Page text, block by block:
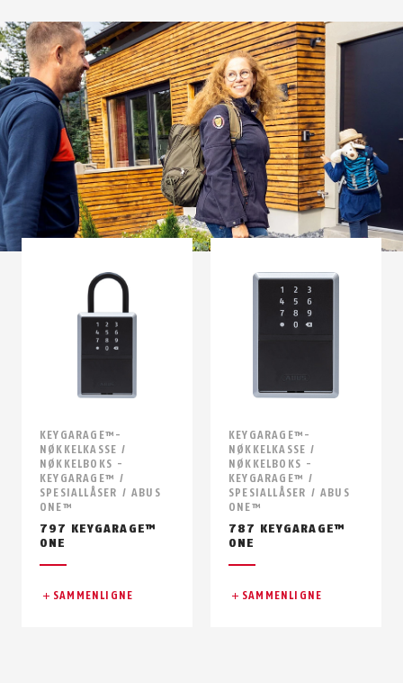
KEYGARAGE™-
NØKKELKASSE /
NØKKELBOKS -
KEYGARAGE™ /
SPESIALLÅSER / ABUS
ONE™
797 KEYGARAGE™
ONE
SAMMENLIGNE
KEYGARAGE™-
NØKKELKASSE /
NØKKELBOKS -
KEYGARAGE™ /
SPESIALLÅSER / ABUS
ONE™
787 KEYGARAGE™
ONE
SAMMENLIGNE